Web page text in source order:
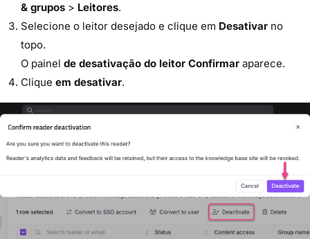
& grupos > Leitores.
Selecione o leitor desejado e clique em Desativar no
topo.
O painel de desativação do leitor Confirmar aparece.
Clique em desativar.